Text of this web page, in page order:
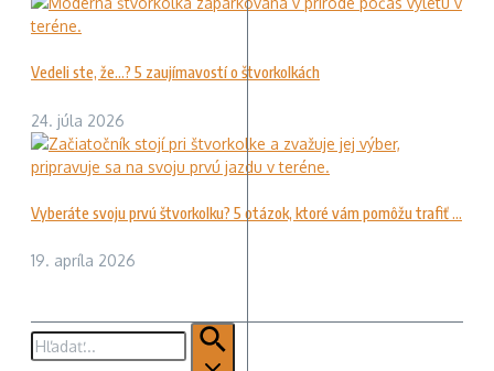
Vedeli ste, že…? 5 zaujímavostí o štvorkolkách
24. júla 2026
Vyberáte svoju prvú štvorkolku? 5 otázok, ktoré vám pomôžu trafiť ...
19. apríla 2026
Hľadať: